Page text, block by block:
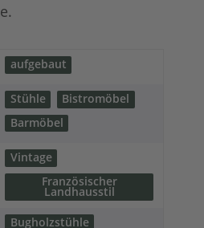
aufgebaut
Stühle
Bistromöbel
Barmöbel
Vintage
Französischer
Landhausstil
Bugholzstühle